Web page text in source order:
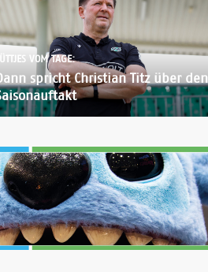
VOM TAGE:
spricht Christian Titz über den